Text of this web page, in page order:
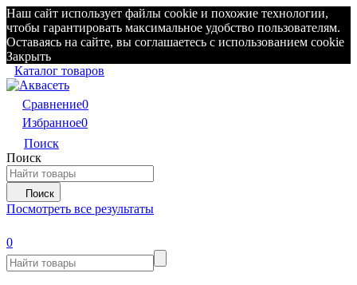
Наш сайт использует файлы cookie и похожие технологии,
чтобы гарантировать максимальное удобство пользователям.
Оставаясь на сайте, вы соглашаетесь с использованием cookie
Закрыть
Каталог товаров
Сравнение0
Избранное0
Поиск
Поиск
Поиск
Посмотреть все результаты
0